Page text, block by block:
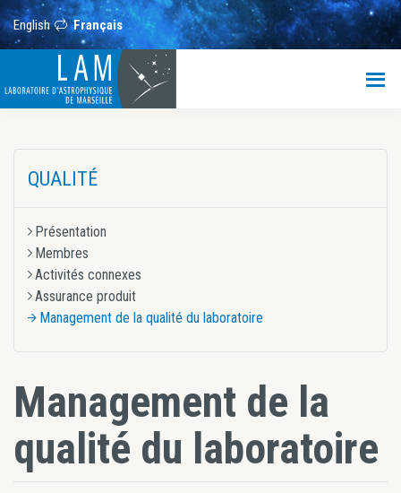
Passer
au
contenu
principal
Passer
à
la
barre
Passer
à
la
barre
Passer
au
pied
English Français
latérale
QUALITÉ
Présentation
Membres
Activités connexes
Assurance produit
Management de la qualité du laboratoire
Management de la
qualité du laboratoire